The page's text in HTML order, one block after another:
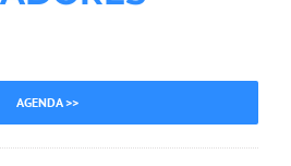
AGENDA >>